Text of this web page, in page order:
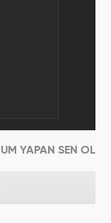
haber ve
YAPAN SEN OL